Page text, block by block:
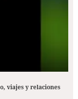
viajes y relaciones